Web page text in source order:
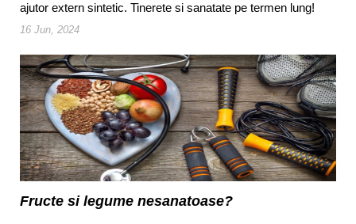
ajutor extern sintetic. Tinerete si sanatate pe termen lung!
16 Jun, 2024
Fructe si legume nesanatoase?